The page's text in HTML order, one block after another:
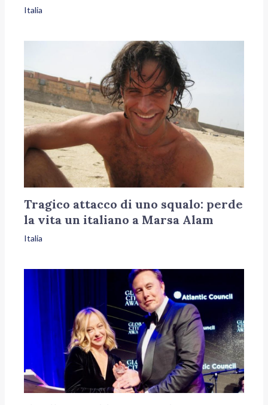
Italia
Tragico attacco di uno squalo: perde
la vita un italiano a Marsa Alam
Italia